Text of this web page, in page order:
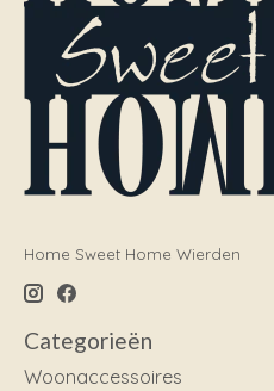
Home Sweet Home Wierden
Categorieën
Woonaccessoires